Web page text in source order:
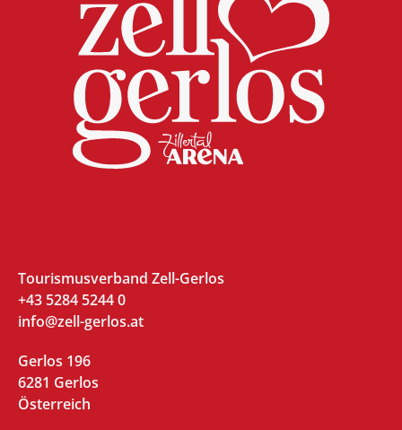
Tourismusverband Zell-Gerlos
+43 5284 5244 0
info@zell-gerlos.at
Gerlos 196
6281 Gerlos
Österreich